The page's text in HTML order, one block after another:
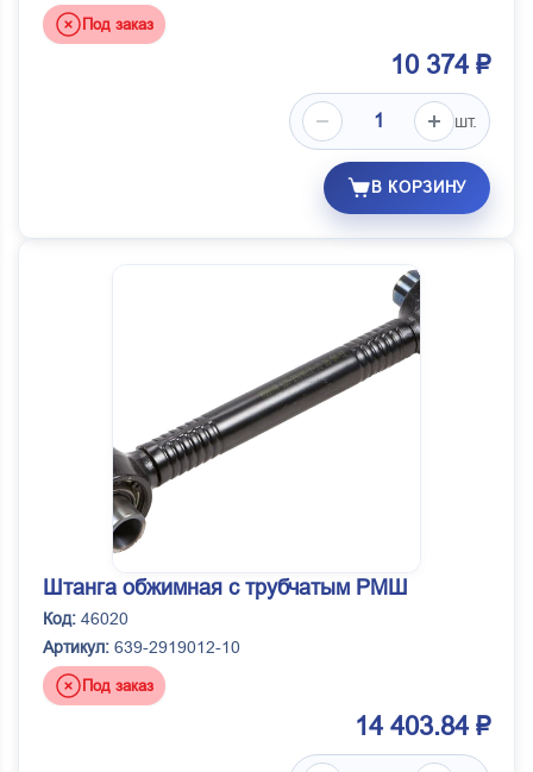
Под заказ
10 374 ₽
шт.
В КОРЗИНУ
Штанга обжимная с трубчатым РМШ
Код: 46020
Артикул: 639-2919012-10
Под заказ
14 403.84 ₽